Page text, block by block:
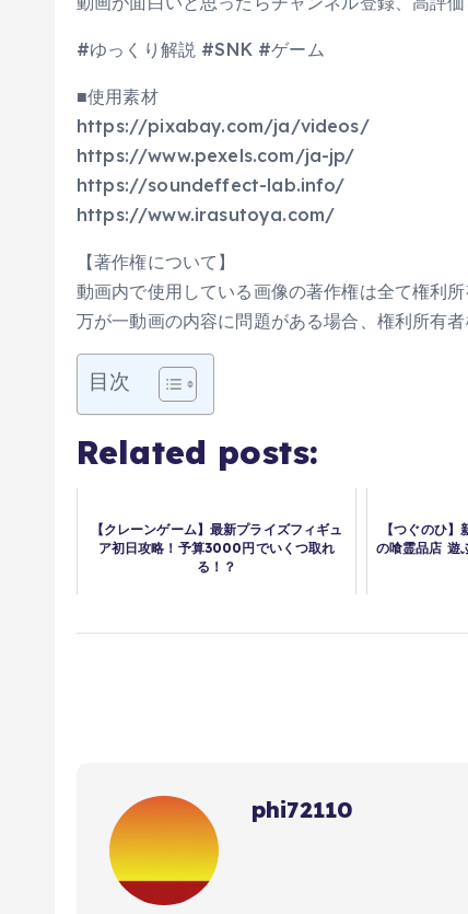
#ゆっくり解説 #SNK #ゲーム
■使用素材
https://pixabay.com/ja/videos/
https://www.pexels.com/ja-jp/
https://soundeffect-lab.info/
https://www.irasutoya.com/
【著作権について】
動画内で使用している画像の著作権は全て権利所
万が一動画の内容に問題がある場合、権利所有
目次
Related posts:
【クレーンゲーム】最新プライズフィギュ
ア初日攻略！予算3000円でいくつ取れ
る！？
【つぐのひ
の喰霊品店 遊
phi72110